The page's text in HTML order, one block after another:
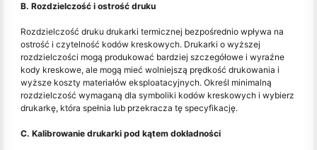
B. Rozdzielczość i ostrość druku
Rozdzielczość druku drukarki termicznej bezpośrednio wpływa na
ostrość i czytelność kodów kreskowych. Drukarki o wyższej
rozdzielczości mogą produkować bardziej szczegółowe i wyraźne
kody kreskowe, ale mogą mieć wolniejszą prędkość drukowania i
wyższe koszty materiałów eksploatacyjnych. Określ minimalną
rozdzielczość wymaganą dla symboliki kodów kreskowych i wybierz
drukarkę, która spełnia lub przekracza tę specyfikację.
C. Kalibrowanie drukarki pod kątem dokładności